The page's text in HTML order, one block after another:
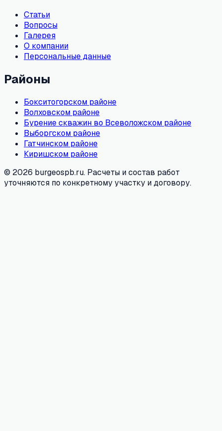
Статьи
Вопросы
Галерея
О компании
Персональные данные
Районы
Бокситогорском районе
Волховском районе
Бурение скважин во Всеволожском районе
Выборгском районе
Гатчинском районе
Киришском районе
© 2026 burgeospb.ru. Расчеты и состав работ
уточняются по конкретному участку и договору.